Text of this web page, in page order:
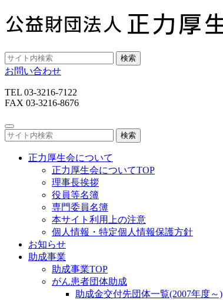
検索
お問い合わせ
TEL 03-3216-7122
FAX 03-3216-8676
検索
正力厚生会について
正力厚生会についてTOP
理事長挨拶
役員等名簿
専門委員名簿
本サイト利用上の注意
個人情報・特定個人情報保護方針
お知らせ
助成事業
助成事業TOP
がん患者団体助成
助成金交付先団体一覧(2007年度～)